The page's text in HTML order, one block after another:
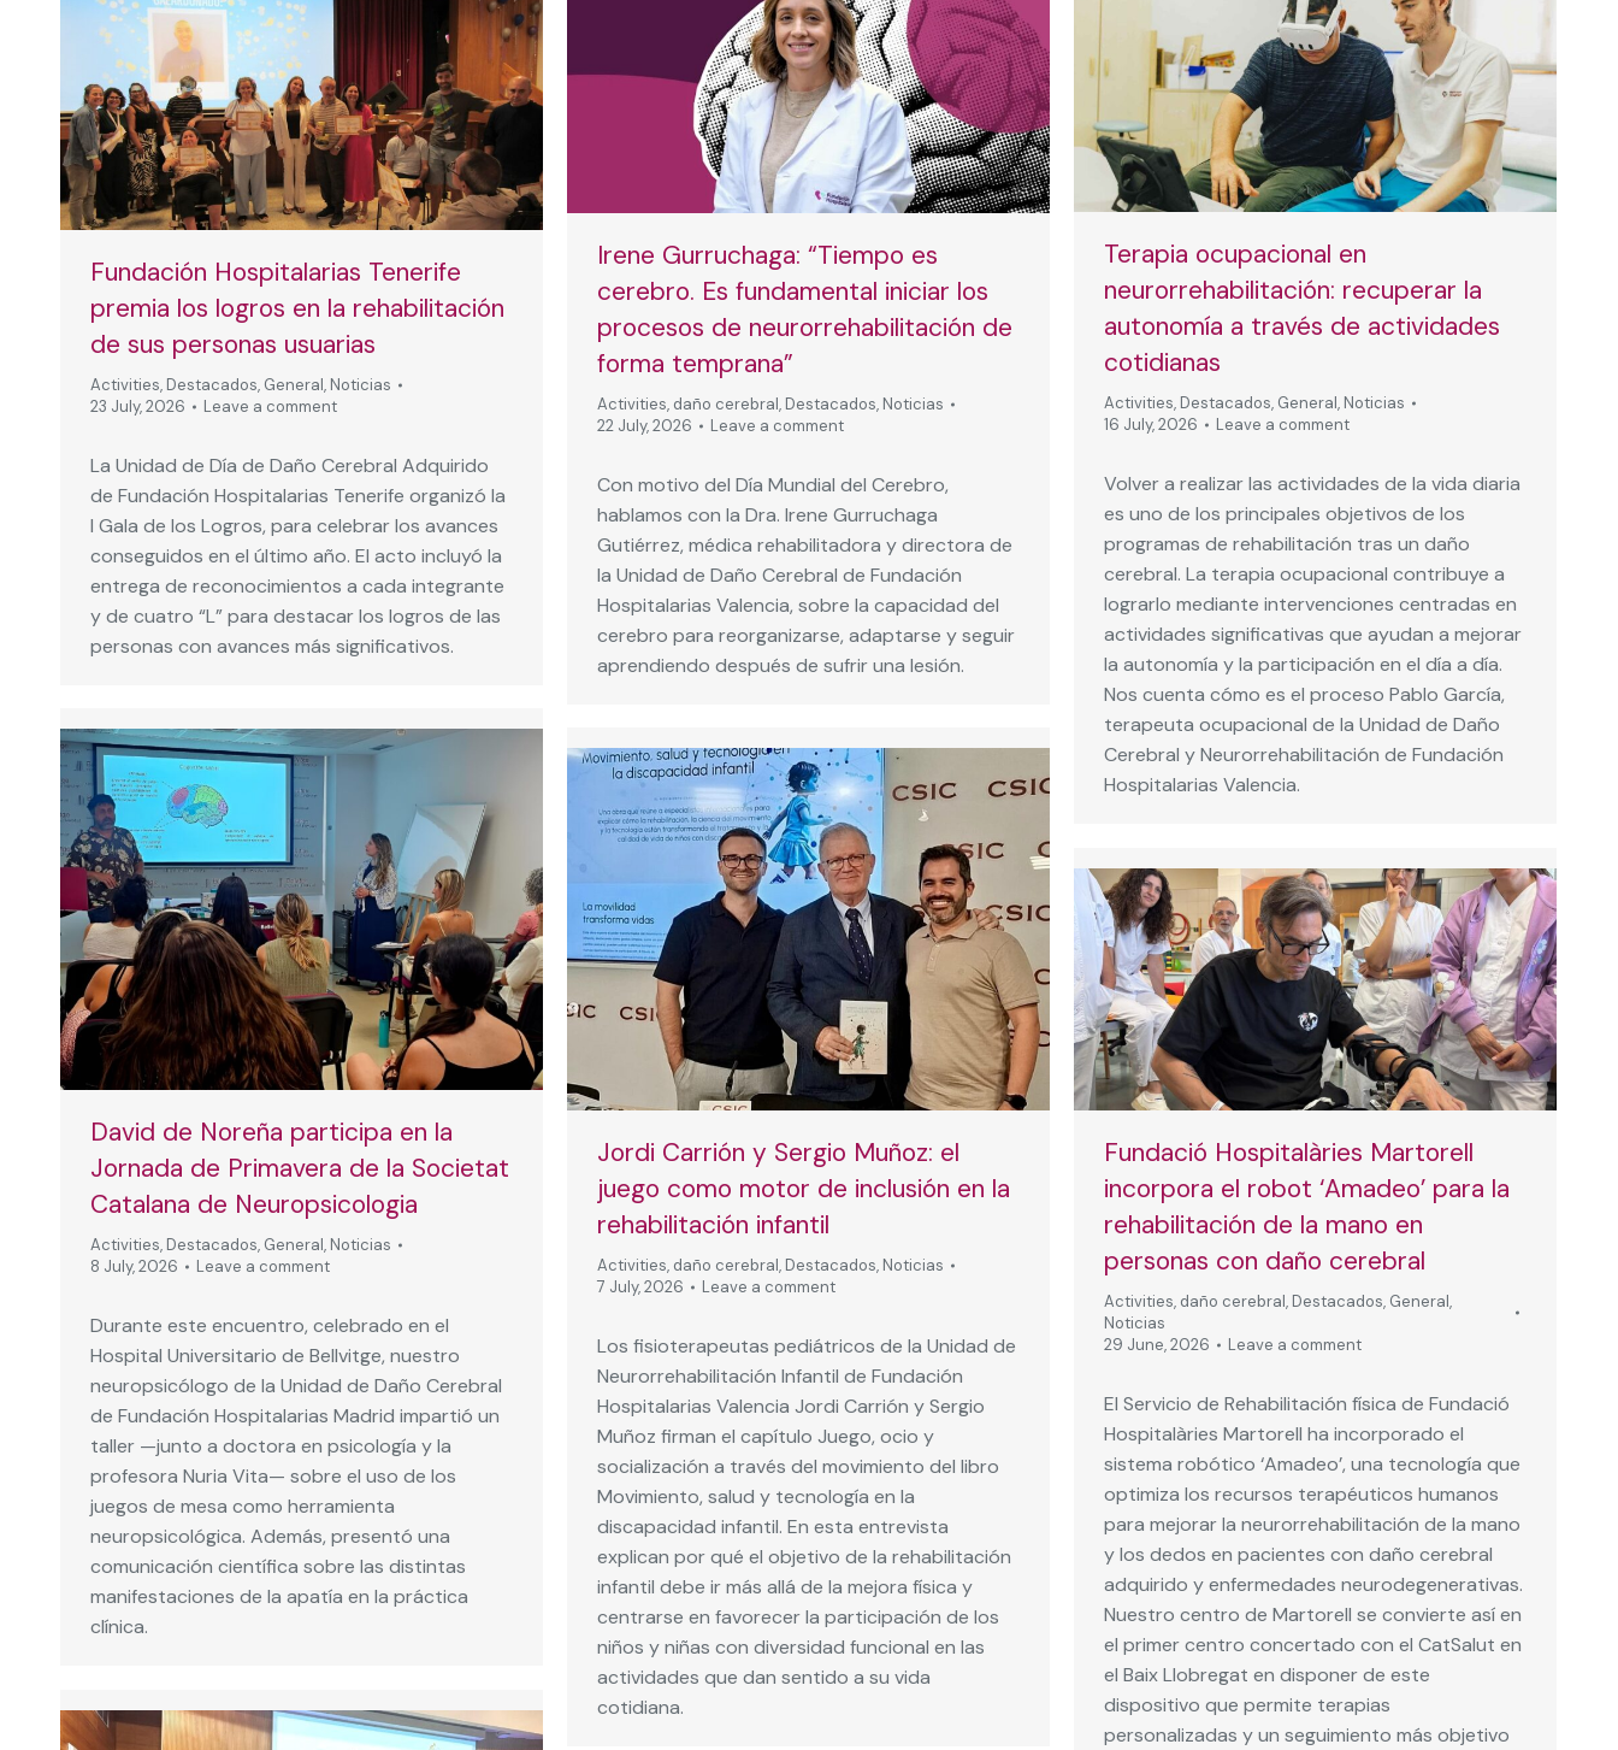
Fundación Hospitalarias Tenerife
premia los logros en la rehabilitación
de sus personas usuarias
Activities, Destacados, General, Noticias
23 July, 2026
Leave a comment
La Unidad de Día de Daño Cerebral Adquirido
de Fundación Hospitalarias Tenerife organizó la
I Gala de los Logros, para celebrar los avances
conseguidos en el último año. El acto incluyó la
entrega de reconocimientos a cada integrante
y de cuatro “L” para destacar los logros de las
personas con avances más significativos.
Irene Gurruchaga: “Tiempo es
cerebro. Es fundamental iniciar los
procesos de neurorrehabilitación de
forma temprana”
Activities, daño cerebral, Destacados, Noticias
22 July, 2026
Leave a comment
Con motivo del Día Mundial del Cerebro,
hablamos con la Dra. Irene Gurruchaga
Gutiérrez, médica rehabilitadora y directora de
la Unidad de Daño Cerebral de Fundación
Hospitalarias Valencia, sobre la capacidad del
cerebro para reorganizarse, adaptarse y seguir
aprendiendo después de sufrir una lesión.
Terapia ocupacional en
neurorrehabilitación: recuperar la
autonomía a través de actividades
cotidianas
Activities, Destacados, General, Noticias
16 July, 2026
Leave a comment
Volver a realizar las actividades de la vida diaria
es uno de los principales objetivos de los
programas de rehabilitación tras un daño
cerebral. La terapia ocupacional contribuye a
lograrlo mediante intervenciones centradas en
actividades significativas que ayudan a mejorar
la autonomía y la participación en el día a día.
Nos cuenta cómo es el proceso Pablo García,
terapeuta ocupacional de la Unidad de Daño
Cerebral y Neurorrehabilitación de Fundación
Hospitalarias Valencia.
David de Noreña participa en la
Jornada de Primavera de la Societat
Catalana de Neuropsicologia
Activities, Destacados, General, Noticias
8 July, 2026
Leave a comment
Durante este encuentro, celebrado en el
Hospital Universitario de Bellvitge, nuestro
neuropsicólogo de la Unidad de Daño Cerebral
de Fundación Hospitalarias Madrid impartió un
taller —junto a doctora en psicología y la
profesora Nuria Vita— sobre el uso de los
juegos de mesa como herramienta
neuropsicológica. Además, presentó una
comunicación científica sobre las distintas
manifestaciones de la apatía en la práctica
clínica.
Jordi Carrión y Sergio Muñoz: el
juego como motor de inclusión en la
rehabilitación infantil
Activities, daño cerebral, Destacados, Noticias
7 July, 2026
Leave a comment
Los fisioterapeutas pediátricos de la Unidad de
Neurorrehabilitación Infantil de Fundación
Hospitalarias Valencia Jordi Carrión y Sergio
Muñoz firman el capítulo Juego, ocio y
socialización a través del movimiento del libro
Movimiento, salud y tecnología en la
discapacidad infantil. En esta entrevista
explican por qué el objetivo de la rehabilitación
infantil debe ir más allá de la mejora física y
centrarse en favorecer la participación de los
niños y niñas con diversidad funcional en las
actividades que dan sentido a su vida
cotidiana.
Fundació Hospitalàries Martorell
incorpora el robot ‘Amadeo’ para la
rehabilitación de la mano en
personas con daño cerebral
Activities, daño cerebral, Destacados, General,
Noticias
29 June, 2026
Leave a comment
El Servicio de Rehabilitación física de Fundació
Hospitalàries Martorell ha incorporado el
sistema robótico ‘Amadeo’, una tecnología que
optimiza los recursos terapéuticos humanos
para mejorar la neurorrehabilitación de la mano
y los dedos en pacientes con daño cerebral
adquirido y enfermedades neurodegenerativas.
Nuestro centro de Martorell se convierte así en
el primer centro concertado con el CatSalut en
el Baix Llobregat en disponer de este
dispositivo que permite terapias
personalizadas y un seguimiento más objetivo